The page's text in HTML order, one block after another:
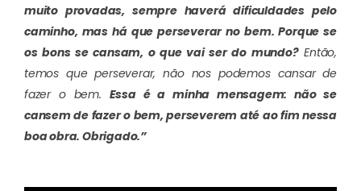
muito provadas, sempre haverá dificuldades pelo
caminho, mas há que perseverar no bem. Porque se
os bons se cansam, o que vai ser do mundo?Então,
temos que perseverar, não nos podemos cansar de
fazer o bem. Essa é a minha mensagem: não se
cansem de fazer o bem, perseverem até ao fim nessa
boa obra. Obrigado.”